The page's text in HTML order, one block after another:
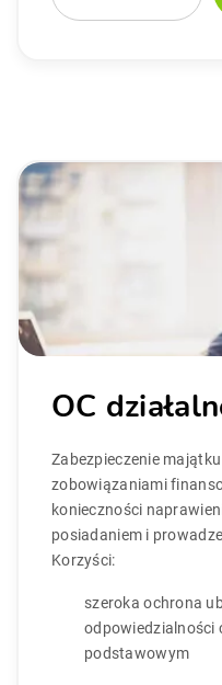
OC
Zabezpieczenie
zobowiązaniami
konieczności
posiadaniem i
Korzyści:
szeroka ochrona
odpowiedzialności
podstawowym